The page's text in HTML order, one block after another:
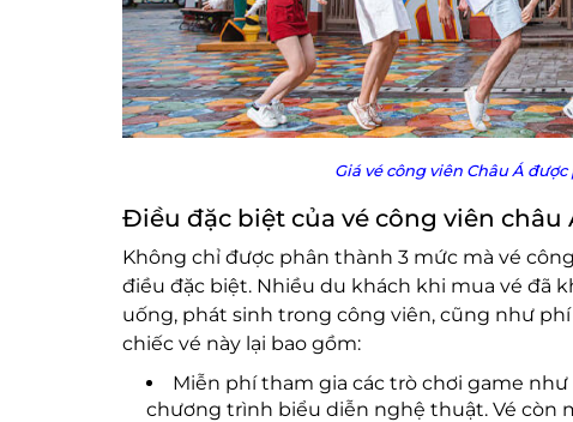
Giá vé công viên Châu Á
Điều đặc biệt của vé công viên châu
Không chỉ được phân thành 3 mức mà vé
điều đặc biệt. Nhiều du khách khi mua vé đã
uống, phát sinh trong công viên, cũng như
chiếc vé này lại bao gồm:
Miễn phí tham gia các trò chơi game
chương trình biểu diễn nghệ thuật. Vé còn